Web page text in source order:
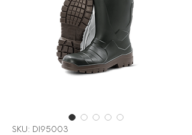
SKU: DI95003